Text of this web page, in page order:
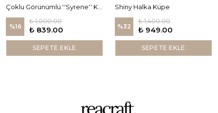
%16
₺ 1,000.00
₺ 839.00
SEPETE EKLE
Shiny Halka Küpe
%32
₺ 1,400.00
₺ 949.00
SEPETE EKLE